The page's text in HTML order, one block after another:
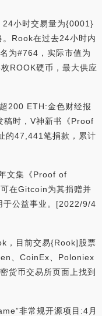
小时交易量为{0001}
Rook在过去24小时内
为#764，实际市值为
ROOK硬币，最大供应
200 ETH:金色财经报
时，V神新书《Proof
的47,441笔捐款，累计
文集《Proof of
在Gitcoin为其捐赠并
于公益事业。[2022/9/4
，目前交易{Rook]股票
、CoinEx、Poloniex
货币交易所页面上找到
非常规开源项目:4月